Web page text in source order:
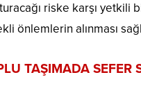
riske karşı yetkili
önlemlerin alınması
TAŞIMADA SEFER